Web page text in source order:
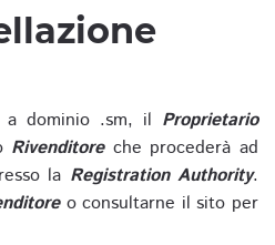
a dominio .sm, il Proprietario
Rivenditoreche procederà ad
la Registration Authority.
o consultarne il sito per